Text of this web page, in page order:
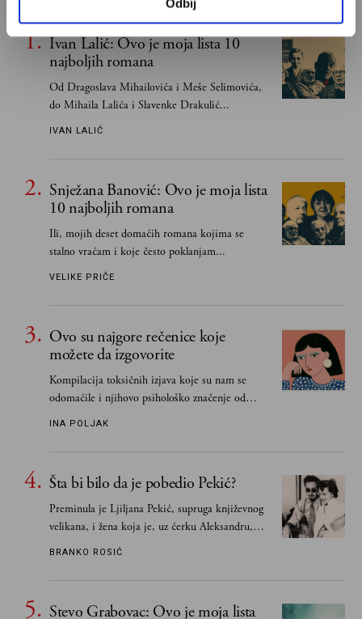
Odbij
Ivan Lalić: Ovo je moja lista 10
najboljih romana
Od Dragoslava Mihailovića i Meše Selimovića,
do Mihaila Lalića i Slavenke Drakulić...
IVAN LALIĆ
Snježana Banović: Ovo je moja lista
10 najboljih romana
Ili, mojih deset domaćih romana kojima se
stalno vraćam i koje često poklanjam...
VELIKE PRIČE
Ovo su najgore rečenice koje
možete da izgovorite
Kompilacija toksičnih izjava koje su nam se
odomaćile i njihovo psihološko značenje od
INA POLJAK
Šta bi bilo da je pobedio Pekić?
Preminula je Ljiljana Pekić, supruga književnog
velikana, i žena koja je, uz ćerku Aleksandru,
vodila računa o zaostavštini pisca. Ovu priču o
poznavale
BRANKO ROSIĆ
Stevo Grabovac: Ovo je moja lista